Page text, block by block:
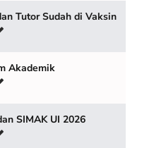
Tutor Sudah di Vaksin
Akademik
SIMAK UI 2026